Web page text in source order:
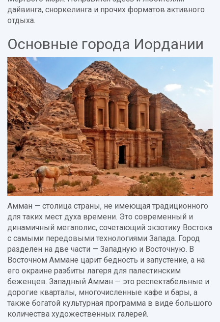
дайвинга, сноркелинга и прочих форматов активного
отдыха.
Основные города Иордании
Амман — столица страны, не имеющая традиционного
для таких мест духа времени. Это современный и
динамичный мегаполис, сочетающий экзотику Востока
с самыми передовыми технологиями Запада. Город
разделен на две части — Западную и Восточную. В
Восточном Аммане царит бедность и запустение, а на
его окраине разбиты лагеря для палестинским
беженцев. Западный Амман — это респектабельные и
дорогие кварталы, многочисленные кафе и бары, а
также богатой культурная программа в виде большого
количества художественных галерей.